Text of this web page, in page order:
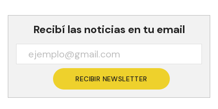
Recibí las noticias en tu email
RECIBIR NEWSLETTER